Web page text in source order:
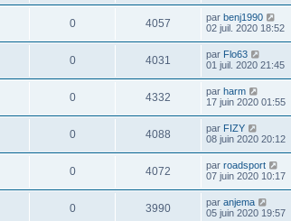
0 4057 par benj1990
02 juil. 2020 18:52
0 4031 par Flo63
01 juil. 2020 21:45
0 4332 par harm
17 juin 2020 01:55
0 4088 par FIZY
08 juin 2020 20:12
0 4072 par roadsport
07 juin 2020 10:17
0 3990 par anjema
05 juin 2020 19:57